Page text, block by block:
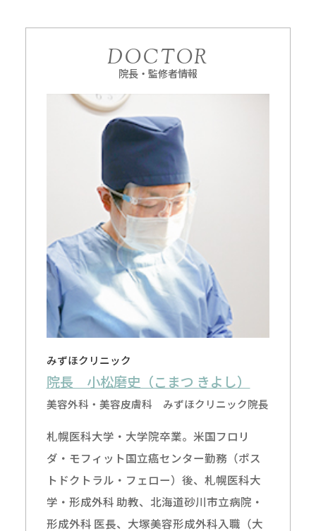
DOCTOR
院長・監修者情報
みずほクリニック
院長 小松磨史（こまつ きよし）
美容外科・美容皮膚科 みずほクリニック院長
札幌医科大学・大学院卒業。米国フロリ
ダ・モフィット国立癌センター勤務（ポス
トドクトラル・フェロー）後、札幌医科大
学・形成外科 助教、北海道砂川市立病院・
形成外科 医長、大塚美容形成外科入職（大